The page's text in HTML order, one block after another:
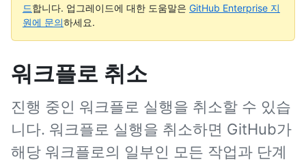
드합니다. 업그레이드에 대한 도움말은 GitHub Enterprise 지
원에 문의하세요.
워크플로 취소
진행 중인 워크플로 실행을 취소할 수 있습
니다. 워크플로 실행을 취소하면 GitHub가
해당 워크플로의 일부인 모든 작업과 단계